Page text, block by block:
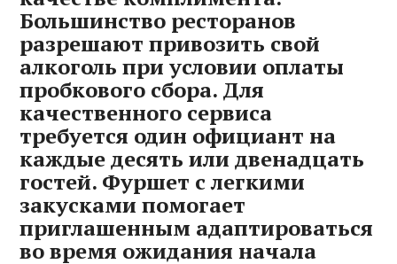
Большинство ресторанов
разрешают привозить свой
алкоголь при условии оплаты
пробкового сбора. Для
качественного сервиса
требуется один официант на
каждые десять или двенадцать
гостей. Фуршет с легкими
закусками помогает
приглашенным адаптироваться
во время ожидания начала